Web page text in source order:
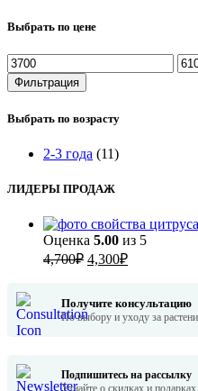
Выбрать по цене
Минимальная
цена
Фильтрация
Выбрать по возрасту
2-3 года (11)
ЛИДЕРЫ ПРОДАЖ
Оценка 5.00 из 5
4,700₽ Первоначальная
4,700₽.
4,300₽Текущая
Получите консультацию
По выбору и уходу за
Подпишитесь на рассылку